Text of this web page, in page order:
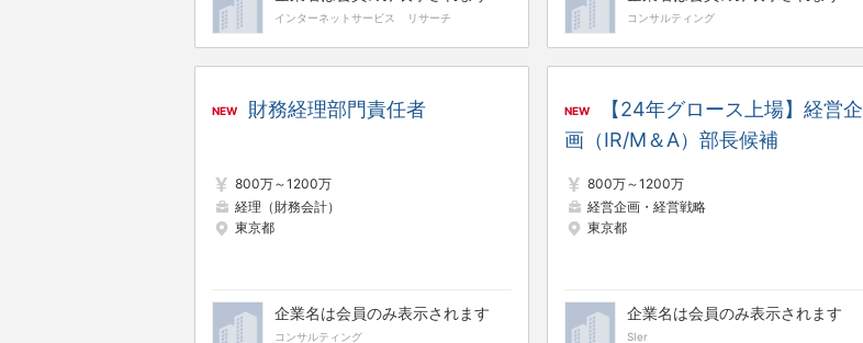
インターネットサービス リサーチ コンサルティング
NEW 財務経理部門責任者
800万～1200万
経理（財務会計）
東京都
企業名は会員のみ表示されます
コンサルティング
NEW
【24年グロース上場】経営企
画（IR/M＆A）部長候補
800万～1200万
経営企画・経営戦略
東京都
企業名は会員のみ表示されます
SIer